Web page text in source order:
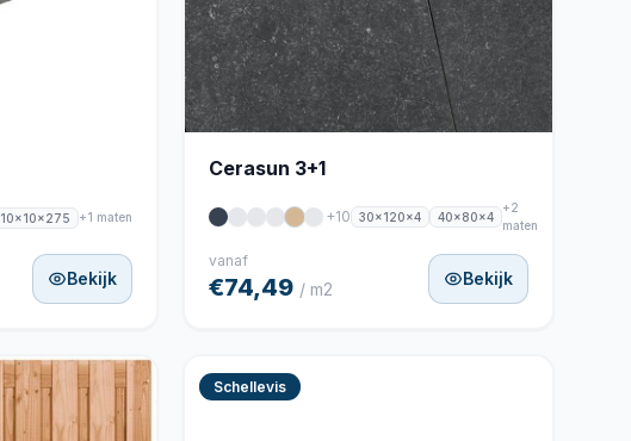
10x10x275 +1 maten
Bekijk
Cerasun 3+1
+10 30x120x4 40x80x4
+2
maten
vanaf
€74,49 / m2
Bekijk
Schellevis